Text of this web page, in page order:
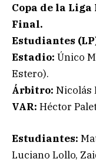
Copa de la
Final.
Estudiantes
Estadio: Único
Estero).
Árbitro: Nicolás
VAR: Héctor
Estudiantes:
Luciano Lollo,